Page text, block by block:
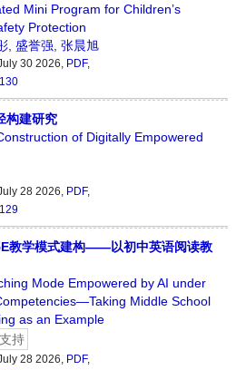
Mini Program for Children’s
Protection
盛誉强 张晨旭
30 2026, PDF,
构建研究
of Digitally Empowered
28 2026, PDF,
教学模式建构——以初中英语阅读教
Mode Empowered by AI under
Middle School
as an Example
持
28 2026, PDF,